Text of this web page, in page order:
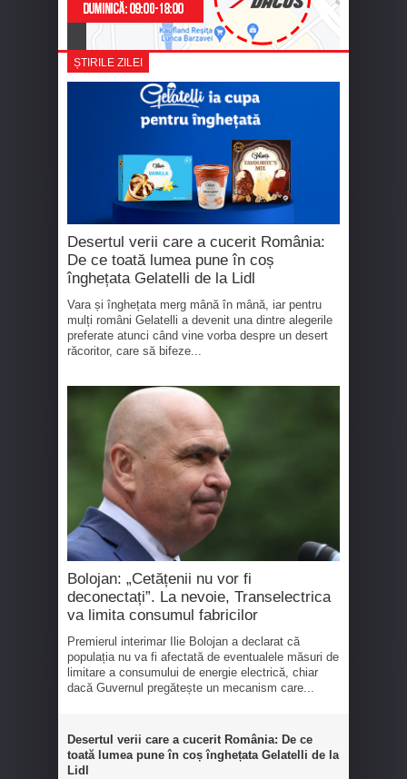
ȘTIRILE ZILEI
Desertul verii care a cucerit România:
De ce toată lumea pune în coș
înghețata Gelatelli de la Lidl
Vara și înghețata merg mână în mână, iar pentru
mulți români Gelatelli a devenit una dintre alegerile
preferate atunci când vine vorba despre un desert
răcoritor, care să bifeze...
Bolojan: „Cetățenii nu vor fi
deconectați”. La nevoie, Transelectrica
va limita consumul fabricilor
Premierul interimar Ilie Bolojan a declarat că
populația nu va fi afectată de eventualele măsuri de
limitare a consumului de energie electrică, chiar
dacă Guvernul pregătește un mecanism care...
Desertul verii care a cucerit România: De ce
toată lumea pune în coș înghețata Gelatelli de la
Lidl